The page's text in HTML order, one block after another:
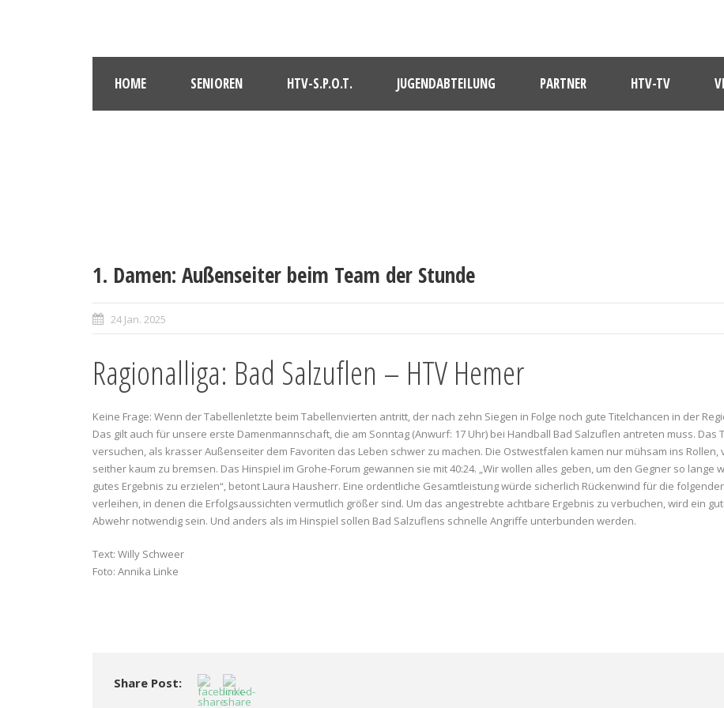
HOME SENIOREN HTV-S.P.O.T. JUGENDABTEILUNG PARTNER HTV-TV
1. Damen: Außenseiter beim Team der Stunde
24 Jan. 2025
Ragionalliga: Bad Salzuflen – HTV Hemer
Keine Frage: Wenn der Tabellenletzte beim Tabellenvierten antritt, der nach zehn Siegen in Folge noch gute Titelchancen in der
Das gilt auch für unsere erste Damenmannschaft, die am Sonntag (Anwurf: 17 Uhr) bei Handball Bad Salzuflen antreten muss.
versuchen, als krasser Außenseiter dem Favoriten das Leben schwer zu machen. Die Ostwestfalen kamen nur mühsam ins
seither kaum zu bremsen. Das Hinspiel im Grohe-Forum gewannen sie mit 40:24. „Wir wollen alles geben, um den Gegner so
gutes Ergebnis zu erzielen“, betont Laura Hausherr. Eine ordentliche Gesamtleistung würde sicherlich Rückenwind für die
verleihen, in denen die Erfolgsaussichten vermutlich größer sind. Um das angestrebte achtbare Ergebnis zu verbuchen, wird ein
Abwehr notwendig sein. Und anders als im Hinspiel sollen Bad Salzuflens schnelle Angriffe unterbunden werden.
Text: Willy Schweer
Foto: Annika Linke
Share Post: